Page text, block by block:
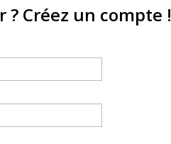
Créez un compte !